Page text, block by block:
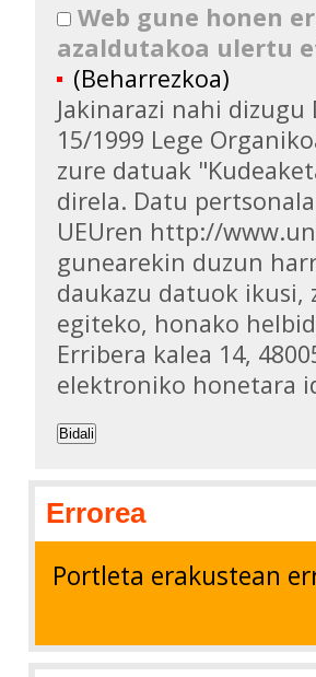
Web gune honen
azaldutakoa ulertu
(Beharrezkoa)
Jakinarazi nahi
15/1999 Lege
zure datuak
direla. Datu
UEUren http://
gunearekin duzun
daukazu datuok ikusi,
egiteko, honako
Erribera kalea 14,
elektroniko honetara
Bidali
Errorea
Portleta erakustean